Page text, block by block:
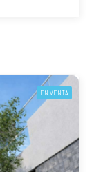
EN VENTA